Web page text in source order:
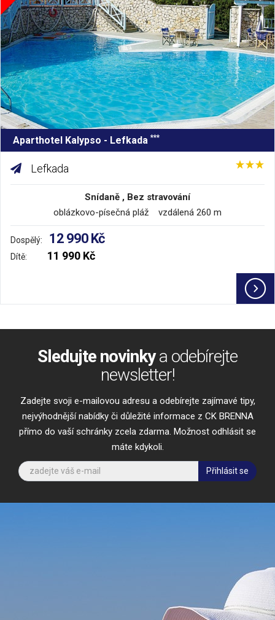
Aparthotel Kalypso - Lefkada ***
Lefkada
Snídaně , Bez stravování
oblázkovo-písečná pláž vzdálená 260 m
Dospělý: 12 990 Kč
Dítě: 11 990 Kč
Sledujte novinkya odebírejte
newsletter!
Zadejte svoji e-mailovou adresu a odebírejte zajímavé tipy,
nejvýhodnější nabídky či důležité informace z CK BRENNA
přímo do vaší schránky zcela zdarma. Možnost odhlásit se
máte kdykoli.
Přihlásit se